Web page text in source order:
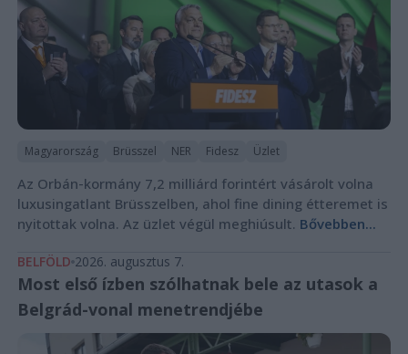
Magyarország Brüsszel NER Fidesz Üzlet
Az Orbán-kormány 7,2 milliárd forintért vásárolt volna
luxusingatlant Brüsszelben, ahol fine dining étteremet is
nyitottak volna. Az üzlet végül meghiúsult. Bővebben...
BELFÖLD 2026. augusztus 7.
Most első ízben szólhatnak bele az utasok a
Belgrád-vonal menetrendjébe